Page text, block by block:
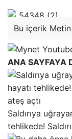
Bu içerik Metin
ANA SAYFAYA
Saldırıya
tehlikede!